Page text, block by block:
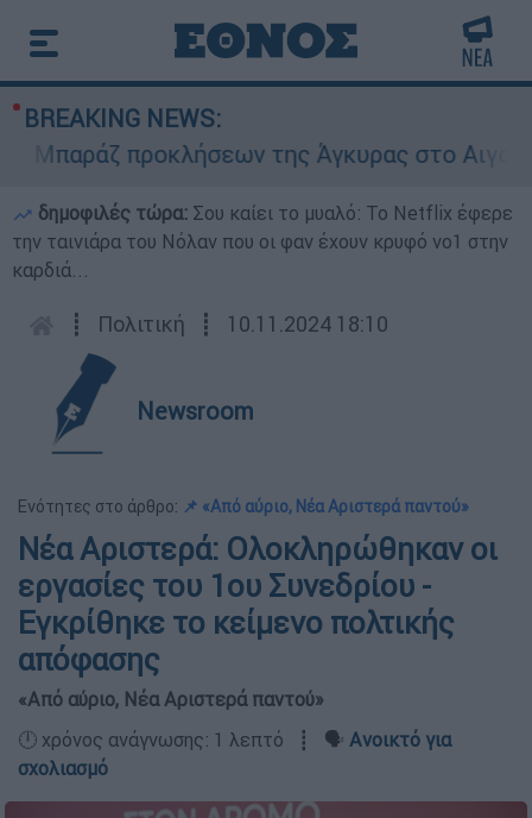
BREAKING NEWS:
προκλήσεων της Άγκυρας στο Αιγαίο:
δημοφιλές τώρα: Σου καίει το μυαλό: Το Netflix έφερε
την ταινιάρα του Νόλαν που οι φαν έχουν κρυφό νο1 στην
καρδιά...
┋ Πολιτική ┋ 10.11.2024 18:10
Newsroom
Ενότητες στο άρθρο: 📌 «Από αύριο, Νέα Αριστερά παντού»
Νέα Αριστερά: Ολοκληρώθηκαν οι
εργασίες του 1ου Συνεδρίου -
Εγκρίθηκε το κείμενο πολτικής
απόφασης
«Από αύριο, Νέα Αριστερά παντού»
🕛 χρόνος ανάγνωσης: 1 λεπτό ┋ 🗣️ Ανοικτό για
σχολιασμό